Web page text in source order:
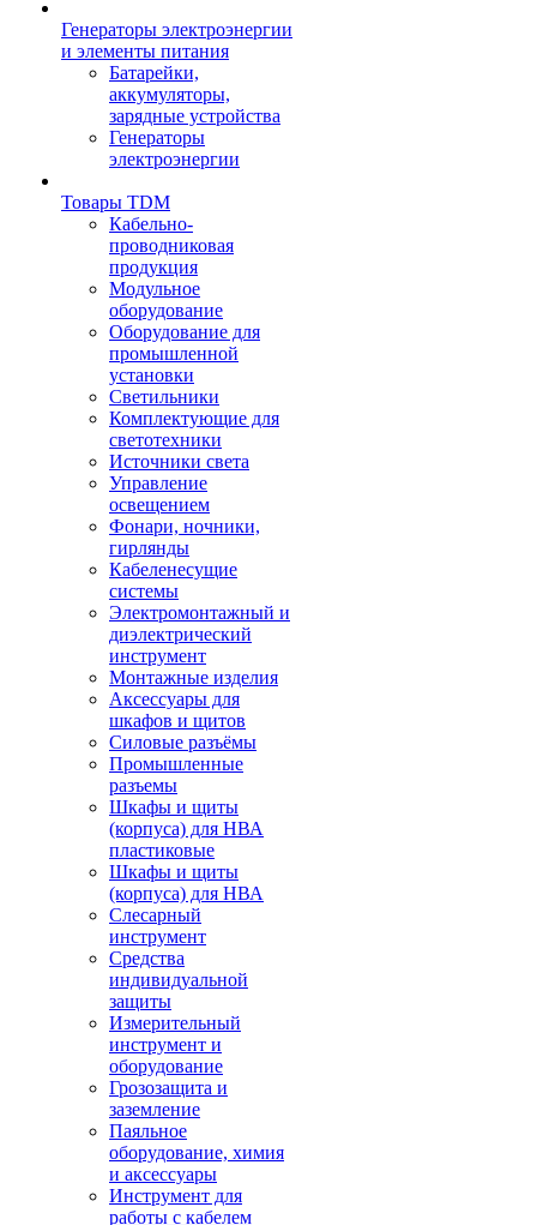
Генераторы электроэнергии
и элементы питания
Батарейки,
аккумуляторы,
зарядные устройства
Генераторы
электроэнергии
Товары TDM
Кабельно-
проводниковая
продукция
Модульное
оборудование
Оборудование для
промышленной
установки
Светильники
Комплектующие для
светотехники
Источники света
Управление
освещением
Фонари, ночники,
гирлянды
Кабеленесущие
системы
Электромонтажный и
диэлектрический
инструмент
Монтажные изделия
Аксессуары для
шкафов и щитов
Силовые разъёмы
Промышленные
разъемы
Шкафы и щиты
(корпуса) для НВА
пластиковые
Шкафы и щиты
(корпуса) для НВА
Слесарный
инструмент
Средства
индивидуальной
защиты
Измерительный
инструмент и
оборудование
Грозозащита и
заземление
Паяльное
оборудование, химия
и аксессуары
Инструмент для
работы с кабелем